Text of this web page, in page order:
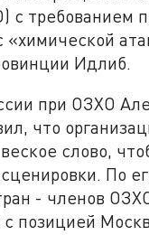
с требованием
«химической
Идлиб.
при ОЗХО
что
слово,
По
- членов
с позицией